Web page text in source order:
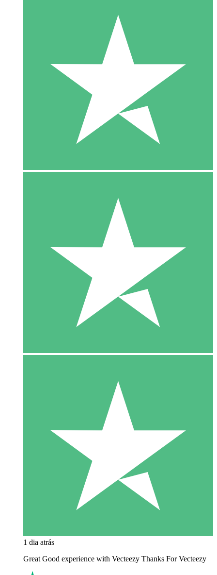
1 dia atrás
Great Good experience with Vecteezy Thanks For Vecteezy